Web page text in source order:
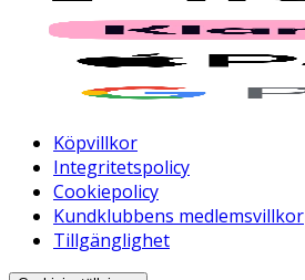
Köpvillkor
Integritetspolicy
Cookiepolicy
Kundklubbens medlemsvillkor
Tillgänglighet